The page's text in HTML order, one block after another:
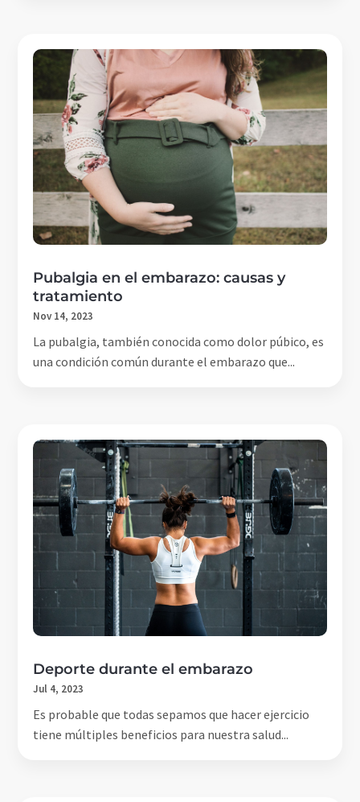
Pubalgia en el embarazo: causas y
tratamiento
Nov 14, 2023
La pubalgia, también conocida como dolor púbico, es
una condición común durante el embarazo que...
Deporte durante el embarazo
Jul 4, 2023
Es probable que todas sepamos que hacer ejercicio
tiene múltiples beneficios para nuestra salud...